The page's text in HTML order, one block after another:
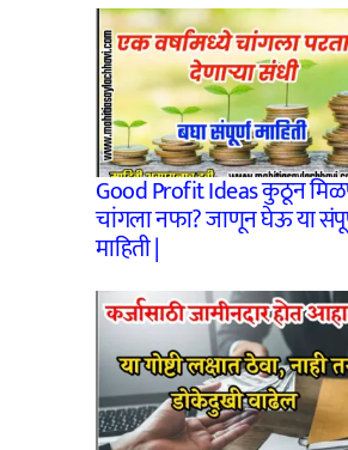
Good Profit Ideas कुठून
चांगला नफा? जाणून घेऊ या
माहिती |